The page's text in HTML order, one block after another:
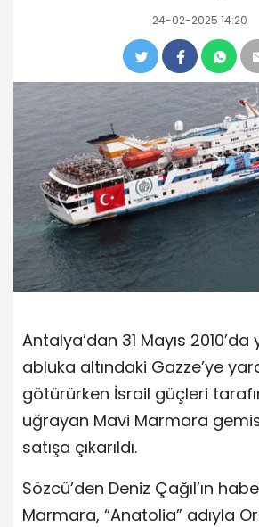
24-02-2025 14:20
Antalya’dan 31 Mayıs
abluka altındaki Gazze’ye
götürürken İsrail güçleri
uğrayan Mavi Marmara
satışa çıkarıldı.
Sözcü’den Deniz Çağıl’ın
Marmara, “Anatolia” adıyla